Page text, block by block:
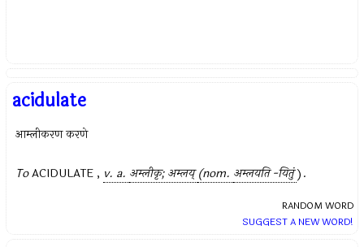
acidulate
आम्लीकरण करणे
ToACIDULATE , v. a. अम्लीकृ; अम्लय् (nom. अम्लयति -यितुं).
RANDOM WORD
SUGGEST A NEW WORD!